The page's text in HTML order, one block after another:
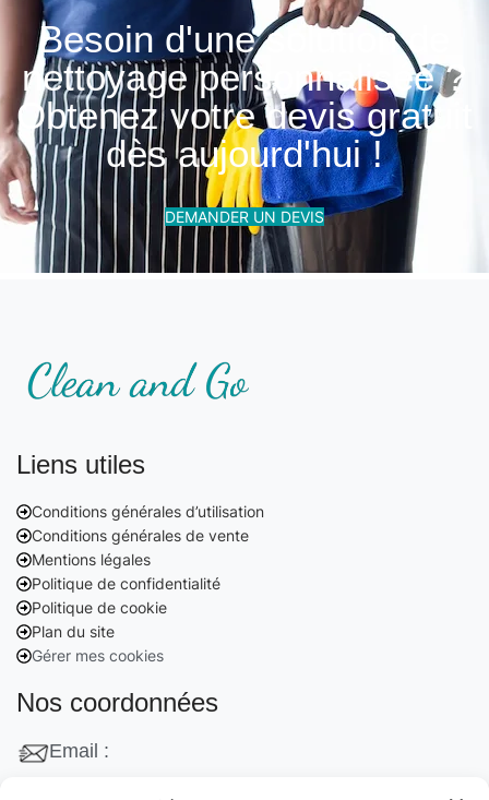
Besoin d'une solution de
nettoyage personnalisée ?
Obtenez votre devis gratuit
dès aujourd'hui !
DEMANDER UN DEVIS
Liens utiles
Conditions générales d’utilisation
Conditions générales de vente
Mentions légales
Politique de confidentialité
Politique de cookie
Plan du site
Gérer mes cookies
Nos coordonnées
Email :